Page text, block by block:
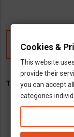
Kommentek
TÉMÁK
Hírek Infók
Cookies &
This website
provide their
you can accept
categories